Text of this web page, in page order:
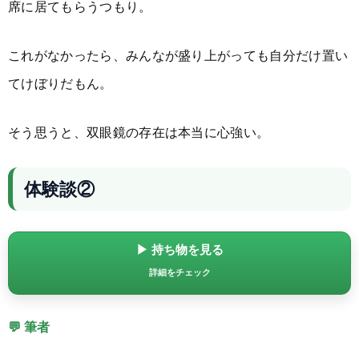
席に居てもらうつもり。
これがなかったら、みんなが盛り上がっても自分だけ置い
てけぼりだもん。
そう思うと、双眼鏡の存在は本当に心強い。
体験談②
▶ 持ち物を見る
詳細をチェック
💬 筆者